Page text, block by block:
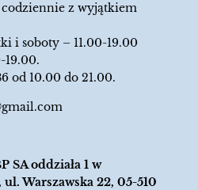
z wyjątkiem
i soboty – 11.00-19.00
od 10.00 do 21.00.
SA oddziała 1 w
Warszawska 22, 05-510